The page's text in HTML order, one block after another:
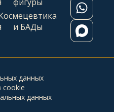
и БАДы
данных
cookie
данных